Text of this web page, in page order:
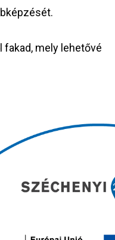
mely lehetővé